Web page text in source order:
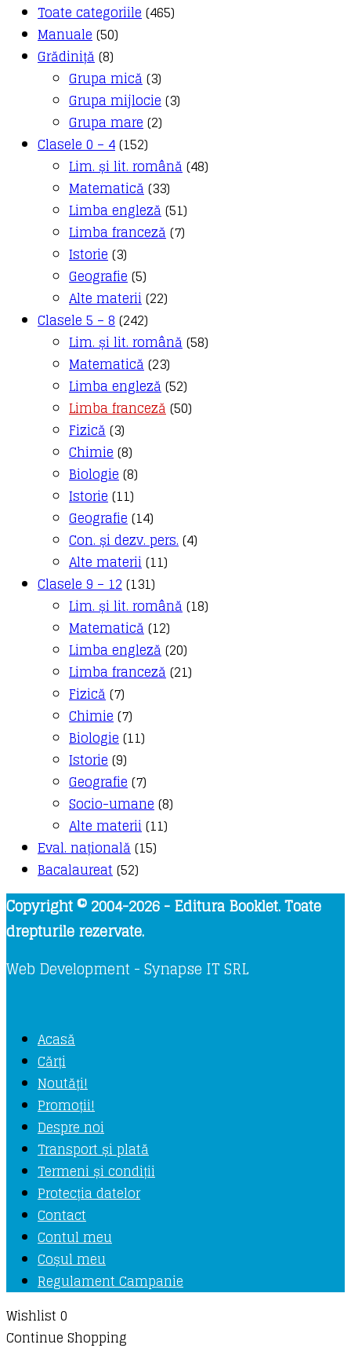
Toate categoriile(465)
Manuale(50)
Grădiniță(8)
Grupa mică(3)
Grupa mijlocie(3)
Grupa mare(2)
Clasele 0 – 4(152)
Lim. și lit. română(48)
Matematică(33)
Limba engleză(51)
Limba franceză(7)
Istorie(3)
Geografie(5)
Alte materii(22)
Clasele 5 – 8(242)
Lim. și lit. română(58)
Matematică(23)
Limba engleză(52)
Limba franceză(50)
Fizică(3)
Chimie(8)
Biologie(8)
Istorie(11)
Geografie(14)
Con. și dezv. pers.(4)
Alte materii(11)
Clasele 9 – 12(131)
Lim. și lit. română(18)
Matematică(12)
Limba engleză(20)
Limba franceză(21)
Fizică(7)
Chimie(7)
Biologie(11)
Istorie(9)
Geografie(7)
Socio-umane(8)
Alte materii(11)
Eval. națională(15)
Bacalaureat(52)
Copyright © 2004-2026 - Editura Booklet. Toate
drepturile rezervate.
Web Development - Synapse IT SRL
Acasă
Cărți
Noutăți!
Promoții!
Despre noi
Transport și plată
Termeni și condiții
Protecția datelor
Contact
Contul meu
Coșul meu
Regulament Campanie
Wishlist 0
Continue Shopping